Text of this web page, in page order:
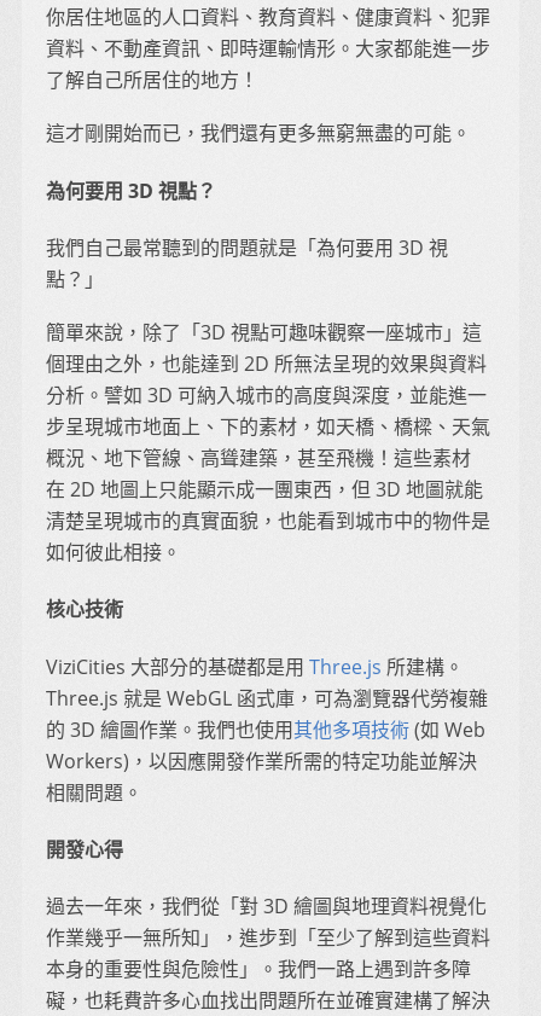
你居住地區的人口資料、教育資料、健康資料、犯罪
資料、不動產資訊、即時運輸情形。大家都能進一步
了解自己所居住的地方！
這才剛開始而已，我們還有更多無窮無盡的可能。
為何要用 3D 視點？
我們自己最常聽到的問題就是「為何要用 3D 視
點？」
簡單來說，除了「3D 視點可趣味觀察一座城市」這
個理由之外，也能達到 2D 所無法呈現的效果與資料
分析。譬如 3D 可納入城市的高度與深度，並能進一
步呈現城市地面上、下的素材，如天橋、橋樑、天氣
概況、地下管線、高聳建築，甚至飛機！這些素材
在 2D 地圖上只能顯示成一團東西，但 3D 地圖就能
清楚呈現城市的真實面貌，也能看到城市中的物件是
如何彼此相接。
核心技術
ViziCities 大部分的基礎都是用 Three.js 所建構。
Three.js 就是 WebGL 函式庫，可為瀏覽器代勞複雜
的 3D 繪圖作業。我們也使用其他多項技術(如 Web
Workers)，以因應開發作業所需的特定功能並解決
相關問題。
開發心得
過去一年來，我們從「對 3D 繪圖與地理資料視覺化
作業幾乎一無所知」，進步到「至少了解到這些資料
本身的重要性與危險性」。我們一路上遇到許多障
礙，也耗費許多心血找出問題所在並確實建構了解決